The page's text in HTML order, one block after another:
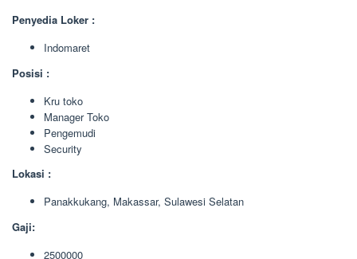
Penyedia Loker :
Indomaret
Posisi :
Kru toko
Manager Toko
Pengemudi
Security
Lokasi :
Panakkukang, Makassar, Sulawesi Selatan
Gaji:
2500000